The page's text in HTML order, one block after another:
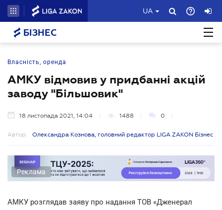
UA
БІЗНЕС
Власність, оренда
АМКУ відмовив у придбанні акцій
заводу "Більшовик"
18 листопада 2021, 14:04 1488 0
Автор: Олександра Кознова, головний редактор LIGA ZAKON Бізнес
Реклама
АМКУ розглядав заяву про надання ТОВ «Дженерал